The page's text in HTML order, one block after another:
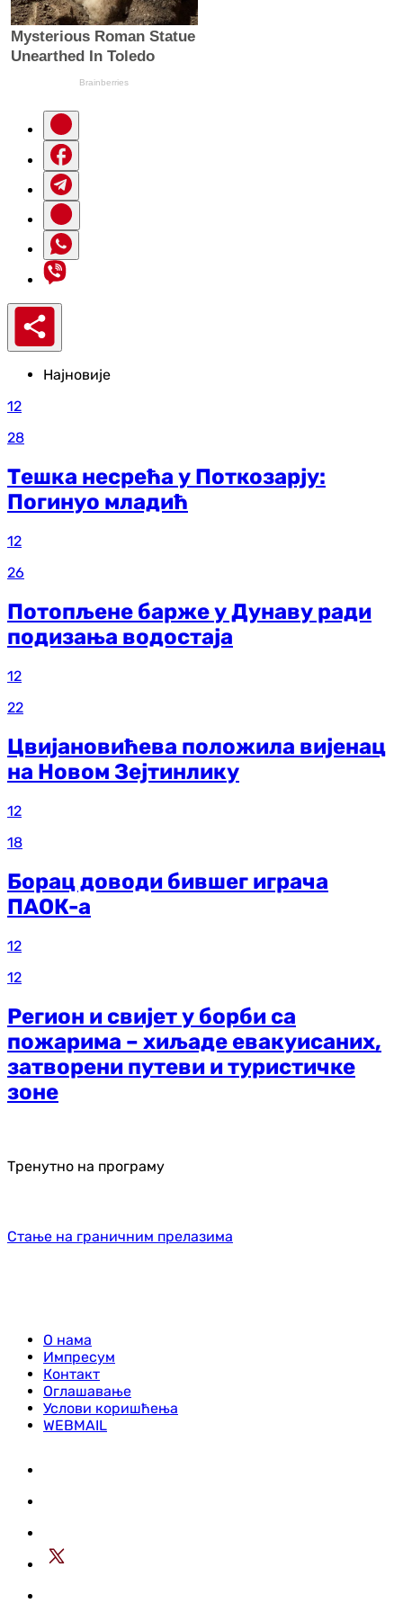
Најновије
12
28
Тешка несрећа у Поткозарју:
Погинуо младић
12
26
Потопљене барже у Дунаву ради
подизања водостаја
12
22
Цвијановићева положила вијенац
на Новом Зејтинлику
12
18
Борац доводи бившег играча
ПАОК-а
12
12
Регион и свијет у борби са
пожарима – хиљаде евакуисаних,
затворени путеви и туристичке
зоне
Тренутно на програму
Стање на граничним прелазима
О нама
Импресум
Контакт
Оглашавање
Услови коришћења
WEBMAIL